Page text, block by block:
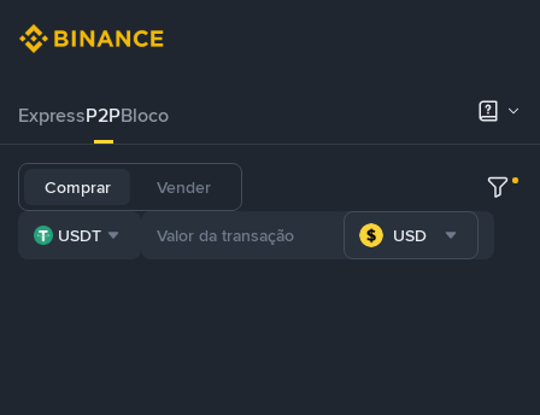
ExpressP2PBloco
Comprar Vender
USDT USD